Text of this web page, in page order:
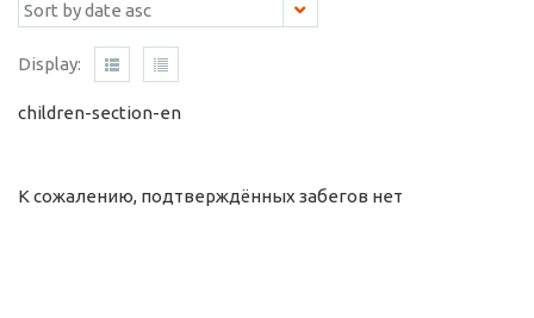
Display:
children-section-en
К сожалению, подтверждённых забегов нет